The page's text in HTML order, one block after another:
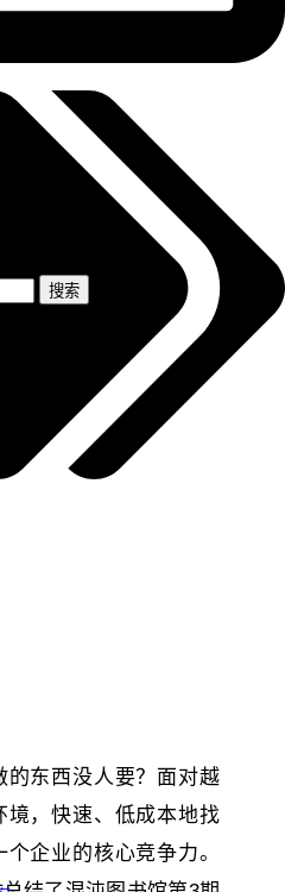
的东西没人要？面对越
境，快速、低成本地找
企业的核心竞争力。